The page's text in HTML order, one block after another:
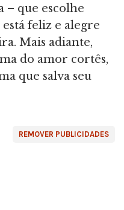
– que escolhe
feliz e alegre
Mais adiante,
do amor cortês,
que salva seu
REMOVER PUBLICIDADES